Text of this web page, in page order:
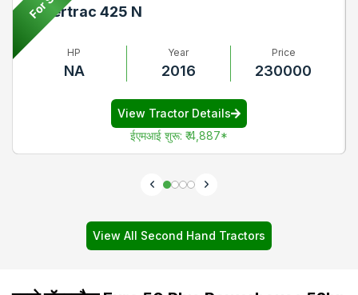
Powertrac 425 N
HP
NA
Year
2016
Price
230000
View Tractor Details
ईएमआई शुरू: ₹ 4,887*
View All Second Hand Tractors